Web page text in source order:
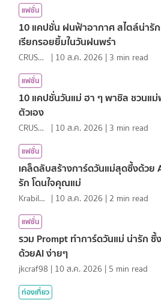
แฟชั่น
10 แคปชั่น ฝนฟ้าอากาศ สไตล์น่ารั
เรียกรอยยิ้มในวันฝนพรำ
CRUSHที่แปลว่าแอบชอบ | 10 ส.ค. 2026 | 3 min read
แฟชั่น
10 แคปชั่นวันแม่ ฮา ๆ พาชิล ชวนแม่พักและรัก
ตัวเอง
CRUSHที่แปลว่าแอบชอบ | 10 ส.ค. 2026 | 3 min read
แฟชั่น
เคล็ดลับสร้างการ์ดวันแม่สุดซึ้งด้วย
รัก โดนใจคุณแม่
KrabiInsight | 10 ส.ค. 2026 | 2 min read
แฟชั่น
รวม Prompt ทำการ์ดวันแม่ น่ารัก ซึ้
ด้วยAI ง่ายๆ
jkcraf98 | 10 ส.ค. 2026 | 5 min read
ท่องเที่ยว